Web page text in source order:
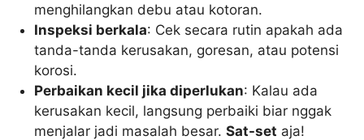
menghilangkan debu atau kotoran.
Inspeksi berkala: Cek secara rutin apakah ada
tanda-tanda kerusakan, goresan, atau potensi
korosi.
Perbaikan kecil jika diperlukan: Kalau ada
kerusakan kecil, langsung perbaiki biar nggak
menjalar jadi masalah besar.Sat-set aja!